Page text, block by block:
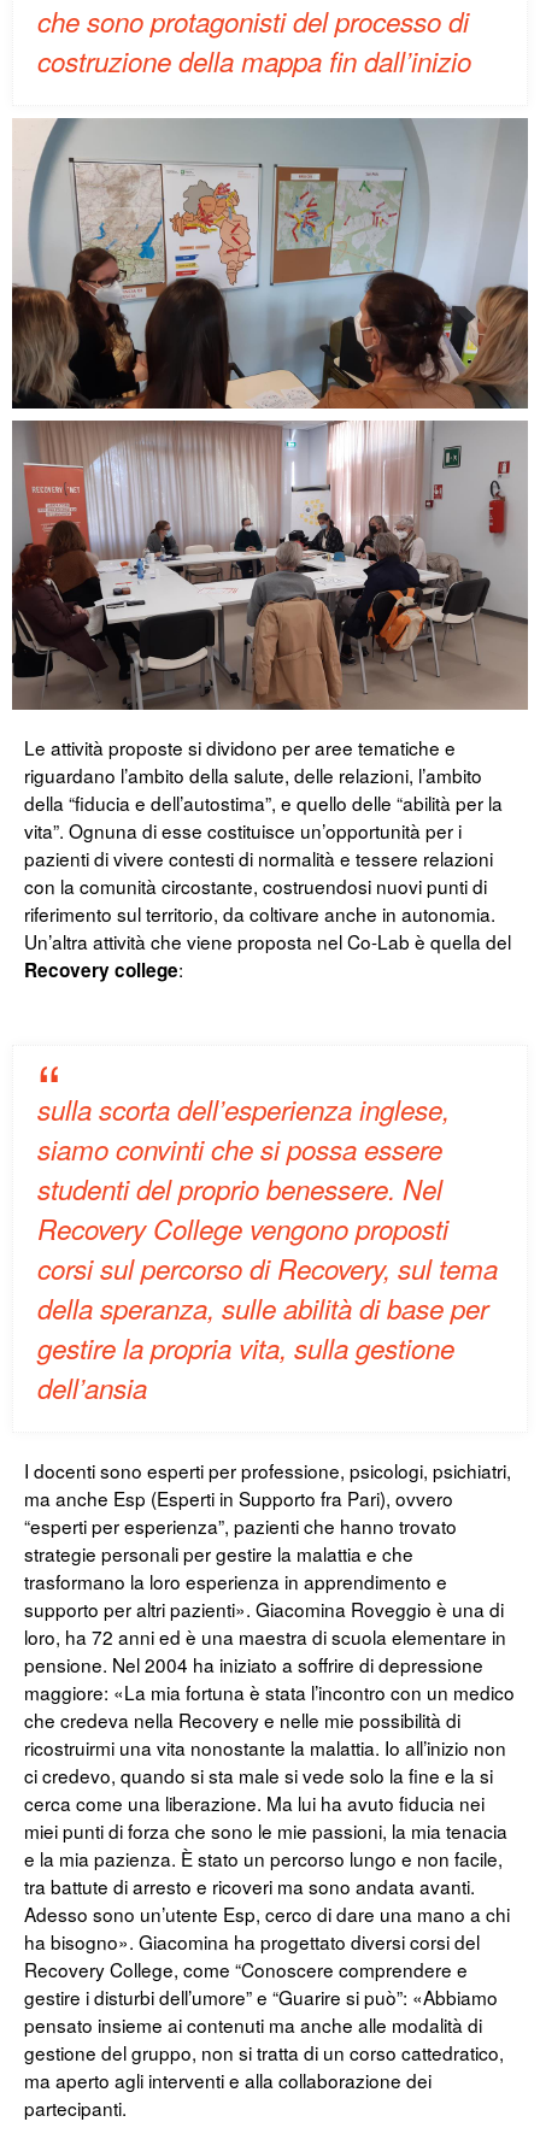
che sono protagonisti del processo di
costruzione della mappa fin dall’inizio
Le attività proposte si dividono per aree tematiche e
riguardano l’ambito della salute, delle relazioni, l’ambito
della “fiducia e dell’autostima”, e quello delle “abilità per la
vita”. Ognuna di esse costituisce un’opportunità per i
pazienti di vivere contesti di normalità e tessere relazioni
con la comunità circostante, costruendosi nuovi punti di
riferimento sul territorio, da coltivare anche in autonomia.
Un’altra attività che viene proposta nel Co-Lab è quella del
Recovery college:
sulla scorta dell’esperienza inglese,
siamo convinti che si possa essere
studenti del proprio benessere. Nel
Recovery College vengono proposti
corsi sul percorso di Recovery, sul tema
della speranza, sulle abilità di base per
gestire la propria vita, sulla gestione
dell’ansia
I docenti sono esperti per professione, psicologi, psichiatri,
ma anche Esp (Esperti in Supporto fra Pari), ovvero
“esperti per esperienza”, pazienti che hanno trovato
strategie personali per gestire la malattia e che
trasformano la loro esperienza in apprendimento e
supporto per altri pazienti». Giacomina Roveggio è una di
loro, ha 72 anni ed è una maestra di scuola elementare in
pensione. Nel 2004 ha iniziato a soffrire di depressione
maggiore: «La mia fortuna è stata l’incontro con un medico
che credeva nella Recovery e nelle mie possibilità di
ricostruirmi una vita nonostante la malattia. Io all’inizio non
ci credevo, quando si sta male si vede solo la fine e la si
cerca come una liberazione. Ma lui ha avuto fiducia nei
miei punti di forza che sono le mie passioni, la mia tenacia
e la mia pazienza. È stato un percorso lungo e non facile,
tra battute di arresto e ricoveri ma sono andata avanti.
Adesso sono un’utente Esp, cerco di dare una mano a chi
ha bisogno». Giacomina ha progettato diversi corsi del
Recovery College, come “Conoscere comprendere e
gestire i disturbi dell’umore” e “Guarire si può”: «Abbiamo
pensato insieme ai contenuti ma anche alle modalità di
gestione del gruppo, non si tratta di un corso cattedratico,
ma aperto agli interventi e alla collaborazione dei
partecipanti.